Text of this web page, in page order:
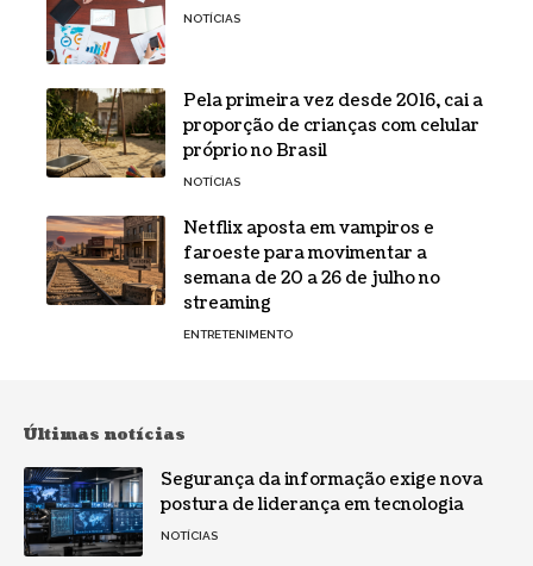
NOTÍCIAS
Pela primeira vez desde 2016, cai a
proporção de crianças com celular
próprio no Brasil
NOTÍCIAS
Netflix aposta em vampiros e
faroeste para movimentar a
semana de 20 a 26 de julho no
streaming
ENTRETENIMENTO
Últimas notícias
Segurança da informação exige nova
postura de liderança em tecnologia
NOTÍCIAS